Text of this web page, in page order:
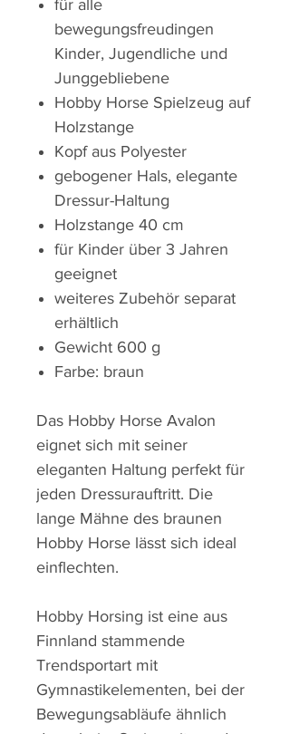
für alle
bewegungsfreudingen
Kinder, Jugendliche und
Junggebliebene
Hobby Horse Spielzeug auf
Holzstange
Kopf aus Polyester
gebogener Hals, elegante
Dressur-Haltung
Holzstange 40 cm
für Kinder über 3 Jahren
geeignet
weiteres Zubehör separat
erhältlich
Gewicht 600 g
Farbe: braun
Das Hobby Horse Avalon
eignet sich mit seiner
eleganten Haltung perfekt für
jeden Dressurauftritt. Die
lange Mähne des braunen
Hobby Horse lässt sich ideal
einflechten.
Hobby Horsing ist eine aus
Finnland stammende
Trendsportart mit
Gymnastikelementen, bei der
Bewegungsabläufe ähnlich